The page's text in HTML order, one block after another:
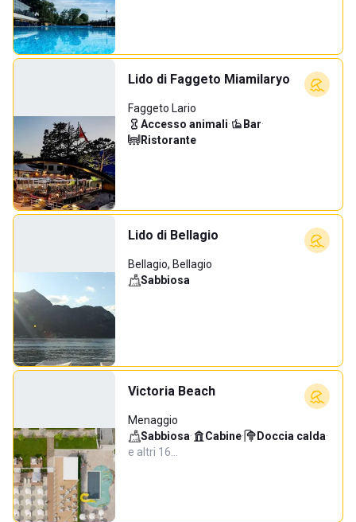
Lido di Faggeto Miamilaryo
Faggeto Lario
Accesso animali· Bar·
Ristorante
Lido di Bellagio
Bellagio, Bellagio
Sabbiosa
Victoria Beach
Menaggio
Sabbiosa· Cabine· Doccia calda·
e altri 16…